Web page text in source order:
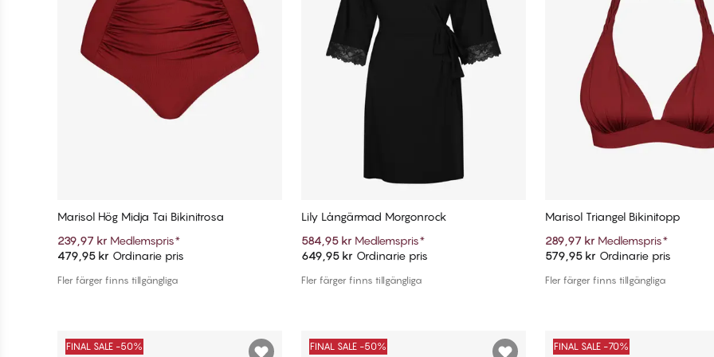
Lägg till i varukorg
Marisol Hög Midja Tai Bikinitrosa
239,97 kr Medlemspris*
479,95 kr Ordinarie pris
Fler färger finns tillgängliga
Lägg till i varukorg
Lily Långärmad Morgonrock
584,95 kr Medlemspris*
649,95 kr Ordinarie pris
Fler färger finns tillgängliga
Lägg till i varukorg
Marisol Triangel Bikinitopp
289,97 kr Medlemspris*
579,95 kr Ordinarie pris
Fler färger finns tillgängliga
FINAL SALE -50% FINAL SALE -50% FINAL SALE -70%